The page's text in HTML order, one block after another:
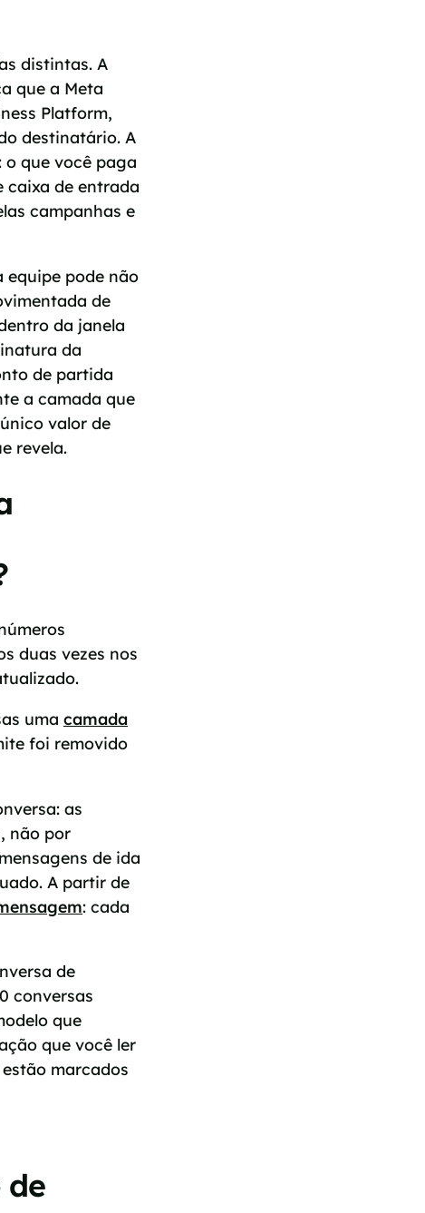
distintas. A
que a Meta
Platform,
destinatário. A
que você paga
caixa de entrada
campanhas e
equipe pode não
de
da janela
da
de partida
a camada que
valor de
revela.
duas vezes nos
uma camada
foi removido
as
não por
de ida
A partir de
: cada
de
conversas
que
que você ler
marcados
de